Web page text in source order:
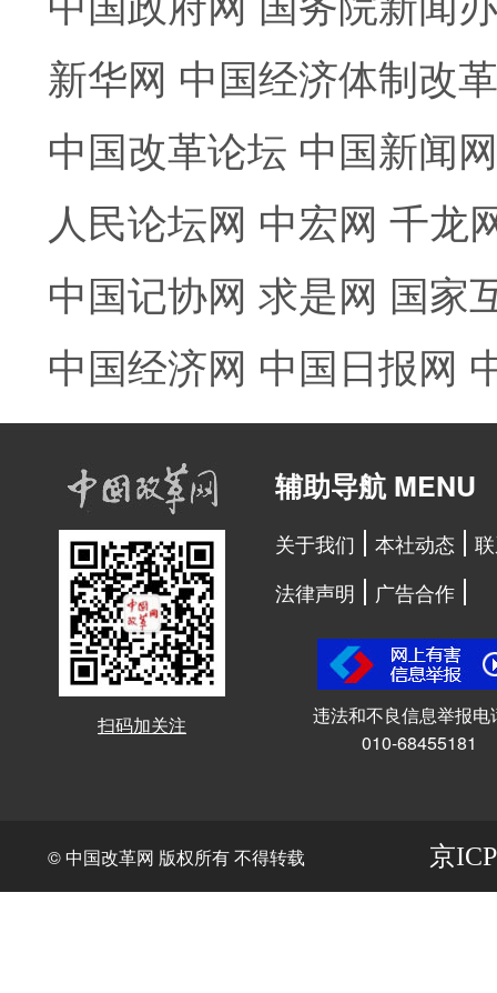
新华网 中国经济体制改
中国改革论坛 中国新闻网
人民论坛网 中宏网 千龙
中国记协网 求是网 国家
中国经济网 中国日报网
扫码加关注
辅助导航 MENU
关于我们 本社动态
法律声明
广告合作
违法和不良信息举报电
010-68455181
© 中国改革网 版权所有 不得转载 京